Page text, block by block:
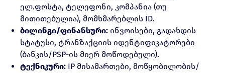
ელ.ფოსტა, ტელეფონი, კომპანია (თუ
მითითებულია), მომხმარებლის ID.
ბილინგი/ფინანსური: ინვოისები, გადახდის
სტატუსი, ტრანზაქციის იდენტიფიკატორები
(ბანკის/PSP-ის მიერ მოწოდებული).
ტექნიკური: IP მისამართები, მოწყობილობის/